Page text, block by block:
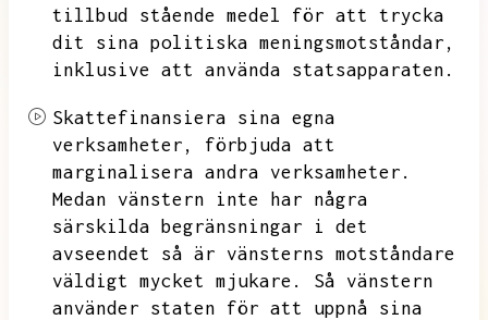
tillbud stående medel för att trycka
dit sina politiska meningsmotståndar,
inklusive att använda statsapparaten.
Skattefinansiera sina egna
verksamheter,
förbjuda att
marginalisera andra verksamheter.
Medan vänstern inte har några
särskilda begränsningar i det
avseendet så är vänsterns motståndare
väldigt mycket mjukare.
Så vänstern
använder staten för att uppnå sina